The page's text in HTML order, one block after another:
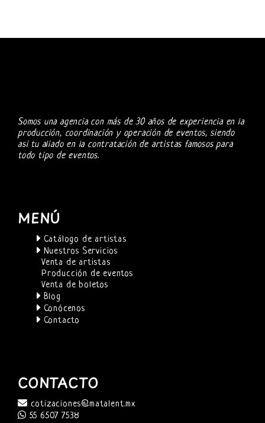
Somos una agencia con más de 30 años de experiencia en la
producción, coordinación y operación de eventos, siendo
asi tu aliado en la contratación de artistas famosos para
todo tipo de eventos.
MENÚ
Catálogo de artistas
Nuestros Servicios
Venta de artistas
Producción de eventos
Venta de boletos
Blog
Conócenos
Contacto
CONTACTO
cotizaciones@matalent.mx
55 6507 7538